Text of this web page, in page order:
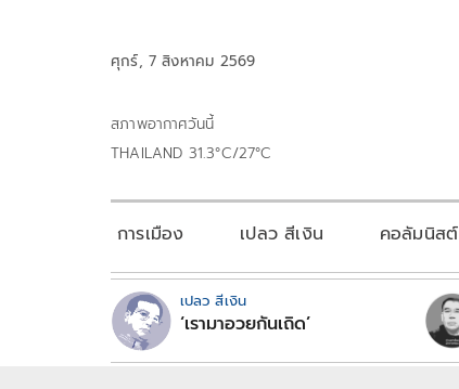
ศุกร์, 7 สิงหาคม 2569
สภาพอากาศวันนี้
THAILAND 31.3°C/27°C
การเมือง เปลว สีเงิน คอลัมนิสต์
เปลว สีเงิน
‘เรามาอวยกันเถิด’